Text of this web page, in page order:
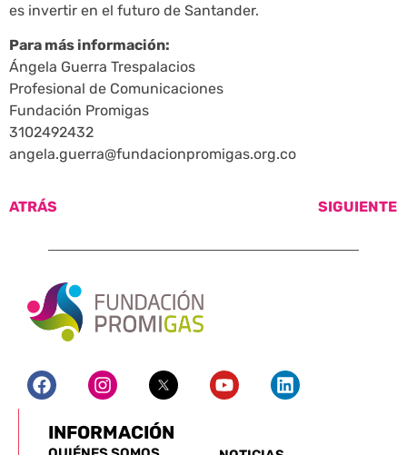
es invertir en el futuro de Santander.
Para más información:
Ángela Guerra Trespalacios
Profesional de Comunicaciones
Fundación Promigas
3102492432
angela.guerra@fundacionpromigas.org.co
ATRÁS SIGUIENTE
INFORMACIÓN